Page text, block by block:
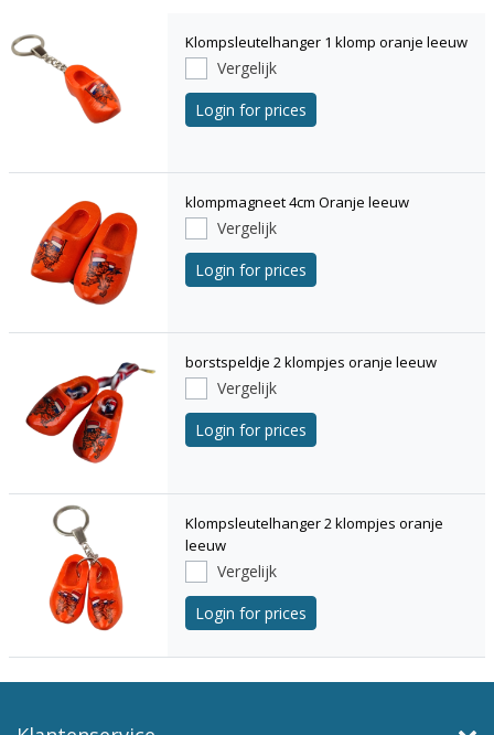
Klompsleutelhanger 1 klomp oranje leeuw
Vergelijk
Login for prices
klompmagneet 4cm Oranje leeuw
Vergelijk
Login for prices
borstspeldje 2 klompjes oranje leeuw
Vergelijk
Login for prices
Klompsleutelhanger 2 klompjes oranje
leeuw
Vergelijk
Login for prices